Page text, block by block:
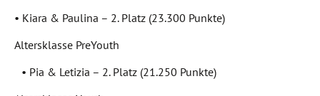
• Kiara & Paulina – 2. Platz (23.300 Punkte)
Altersklasse PreYouth
• Pia & Letizia – 2. Platz (21.250 Punkte)